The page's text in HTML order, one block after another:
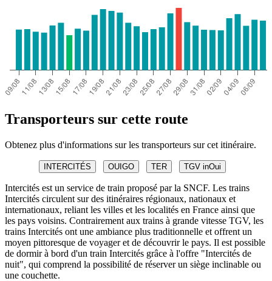
Transporteurs sur cette route
Obtenez plus d'informations sur les transporteurs sur cet itinéraire.
INTERCITÉS OUIGO TER TGV inOui
Intercités est un service de train proposé par la SNCF. Les trains
Intercités circulent sur des itinéraires régionaux, nationaux et
internationaux, reliant les villes et les localités en France ainsi que
les pays voisins. Contrairement aux trains à grande vitesse TGV, les
trains Intercités ont une ambiance plus traditionnelle et offrent un
moyen pittoresque de voyager et de découvrir le pays. Il est possible
de dormir à bord d'un train Intercités grâce à l'offre "Intercités de
nuit", qui comprend la possibilité de réserver un siège inclinable ou
une couchette.